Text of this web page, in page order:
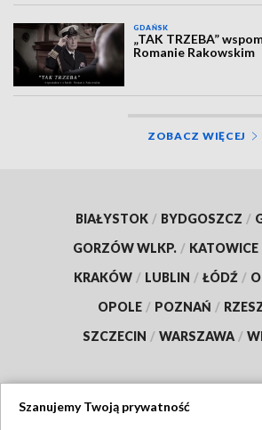
GDAŃSK
„TAK TRZEBA”
Romanie Rakowskim
ZOBACZ WIĘCEJ
BIAŁYSTOK / BYDGOSZCZ /
GORZÓW WLKP. / KATOWICE
KRAKÓW / LUBLIN / ŁÓDŹ /
OPOLE / POZNAŃ /
SZCZECIN / WARSZAWA /
Szanujemy Twoją prywatność